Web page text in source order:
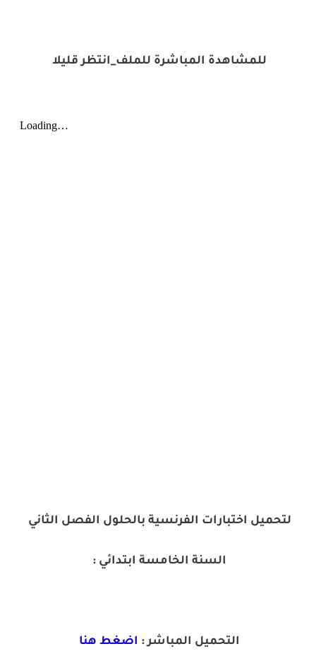
للمشاهدة المباشرة للملف_انتظر قليلا
لتحميل اختبارات الفرنسية بالحلول الفصل الثاني
السنة الخامسة ابتدائي :
التحميل المباشر : اضغط هنا